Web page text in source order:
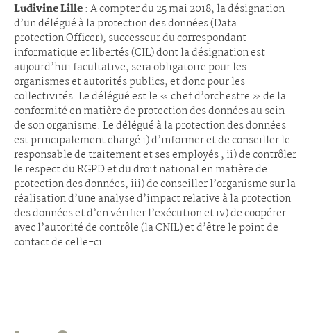
Ludivine Lille: A compter du 25 mai 2018, la désignation
d’un délégué à la protection des données (Data
protection Officer), successeur du correspondant
informatique et libertés (CIL) dont la désignation est
aujourd’hui facultative, sera obligatoire pour les
organismes et autorités publics, et donc pour les
collectivités. Le délégué est le « chef d’orchestre » de la
conformité en matière de protection des données au sein
de son organisme. Le délégué à la protection des données
est principalement chargé i) d’informer et de conseiller le
responsable de traitement et ses employés , ii) de contrôler
le respect du RGPD et du droit national en matière de
protection des données, iii) de conseiller l’organisme sur la
réalisation d’une analyse d’impact relative à la protection
des données et d’en vérifier l’exécution et iv) de coopérer
avec l’autorité de contrôle (la CNIL) et d’être le point de
contact de celle-ci.